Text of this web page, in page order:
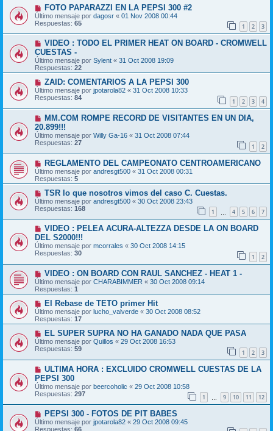
FOTO PAPARAZZI EN LA PEPSI 300 #2
Último mensaje por dagosr « 01 Nov 2008 00:44
Respuestas: 65 1 2 3
VIDEO : TODO EL PRIMER HEAT ON BOARD - CROMWELL
CUESTAS -
Último mensaje por Sylent « 31 Oct 2008 19:09
Respuestas: 22
ZAID: COMENTARIOS A LA PEPSI 300
Último mensaje por jpotarola82 « 31 Oct 2008 10:33
Respuestas: 84 1 2 3 4
MM.COM ROMPE RECORD DE VISITANTES EN UN DIA,
20.899!!!
Último mensaje por Willy Ga-16 « 31 Oct 2008 07:44
Respuestas: 27 1 2
REGLAMENTO DEL CAMPEONATO CENTROAMERICANO
Último mensaje por andresgt500 « 31 Oct 2008 00:31
Respuestas: 5
TSR lo que nosotros vimos del caso C. Cuestas.
Último mensaje por andresgt500 « 30 Oct 2008 23:43
Respuestas: 168 1 4 5 6 7
VIDEO : PELEA ACURA-ALTEZZA DESDE LA ON BOARD
DEL S2000!!!
Último mensaje por mcorrales « 30 Oct 2008 14:15
Respuestas: 30 1 2
VIDEO : ON BOARD CON RAUL SANCHEZ - HEAT 1 -
Último mensaje por CHARABIMMER « 30 Oct 2008 09:14
Respuestas: 1
El Rebase de TETO primer Hit
Último mensaje por lucho_valverde « 30 Oct 2008 08:52
Respuestas: 17
EL SUPER SUPRA NO HA GANADO NADA QUE PASA
Último mensaje por Quillos « 29 Oct 2008 16:53
Respuestas: 59 1 2 3
ULTIMA HORA : EXCLUIDO CROMWELL CUESTAS DE LA
PEPSI 300
Último mensaje por beercoholic « 29 Oct 2008 10:58
Respuestas: 297 1 9 10 11 12
PEPSI 300 - FOTOS DE PIT BABES
Último mensaje por jpotarola82 « 29 Oct 2008 09:45
Respuestas: 66